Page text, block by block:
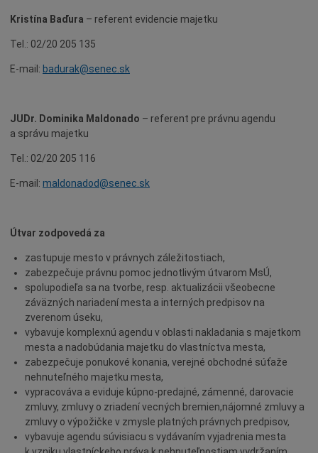
Kristína Baďura – referent evidencie majetku
Tel.: 02/20 205 135
E-mail: badurak@senec.sk
JUDr. Dominika Maldonado – referent pre právnu agendu
a správu majetku
Tel.: 02/20 205 116
E-mail: maldonadod@senec.sk
Útvar zodpovedá za
zastupuje mesto v právnych záležitostiach,
zabezpečuje právnu pomoc jednotlivým útvarom MsÚ,
spolupodieľa sa na tvorbe, resp. aktualizácii všeobecne
záväzných nariadení mesta a interných predpisov na
zverenom úseku,
vybavuje komplexnú agendu v oblasti nakladania s majetkom
mesta a nadobúdania majetku do vlastníctva mesta,
zabezpečuje ponukové konania, verejné obchodné súťaže
nehnuteľného majetku mesta,
vypracováva a eviduje kúpno-predajné, zámenné, darovacie
zmluvy, zmluvy o zriadení vecných bremien,nájomné zmluvy a
zmluvy o výpožičke v zmysle platných právnych predpisov,
vybavuje agendu súvisiacu s vydávaním vyjadrenia mesta